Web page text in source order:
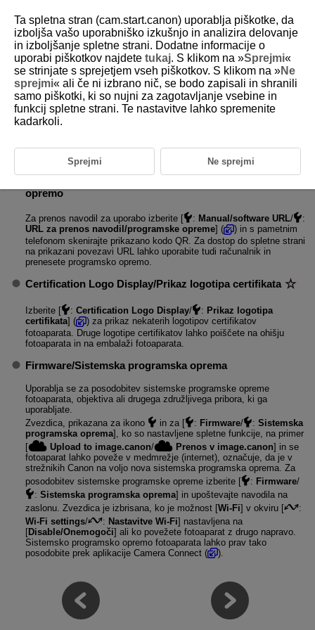
D388-230
Drugi podatki
Show log/Prikaz vpisov
Izberite [ :Show log/ :Prikaz vpisov] za prikaz zgodovine
sprememb gesla, omrežnih podatkov ali drugih nastavitev.
opremo
Za prenos navodil za uporabo izberite [ : Manual/software URL/
:
URL za prenos navodil/programske opreme] (
) in s pametnim
telefonom skenirajte prikazano kodo QR. Za dostop do spletne strani
na prikazani povezavi URL lahko uporabite tudi računalnik in
prenesete programsko opremo.
Certification Logo Display/Prikaz logotipa certifikata
Izberite [ : Certification Logo Display/ : Prikaz logotipa
certifikata] (
) za prikaz nekaterih logotipov certifikatov
fotoaparata. Druge logotipe certifikatov lahko poiščete na ohišju
fotoaparata in na embalaži fotoaparata.
Firmware/Sistemska programska oprema
Uporablja se za posodobitev sistemske programske opreme
fotoaparata, objektiva ali drugega združljivega pribora, ki ga
uporabljate.
Zvezdica, prikazana za ikono
in za [ : Firmware/ : Sistemska
programska oprema], ko so nastavljene spletne funkcije, na primer
[
Upload to image.canon/ Prenos v image.canon] in se
fotoaparat lahko poveže v medmrežje (internet), označuje, da je v
strežnikih Canon na voljo nova sistemska programska oprema. Za
posodobitev sistemske programske opreme izberite [
: Firmware/
: Sistemska programska oprema] in upoštevajte navodila na
zaslonu. Zvezdica je izbrisana, ko je možnost [Wi-Fi] v okviru [
:
Wi-Fi settings/ : Nastavitve Wi-Fi] nastavljena na
[Disable/Onemogoči] ali ko povežete fotoaparat z drugo napravo.
Sistemsko programsko opremo fotoaparata lahko prav tako
posodobite prek aplikacije Camera Connect (
).
Ta spletna stran (cam.start.canon) uporablja piškotke, da
izboljša vašo uporabniško izkušnjo in analizira delovanje
in izboljšanje spletne strani. Dodatne informacije o
uporabi piškotkov najdete tukaj. S klikom na »Sprejmi«
se strinjate s sprejetjem vseh piškotkov. S klikom na »Ne
sprejmi« ali če ni izbrano nič, se bodo zapisali in shranili
samo piškotki, ki so nujni za zagotavljanje vsebine in
funkcij spletne strani. Te nastavitve lahko spremenite
kadarkoli.
Sprejmi Ne sprejmi